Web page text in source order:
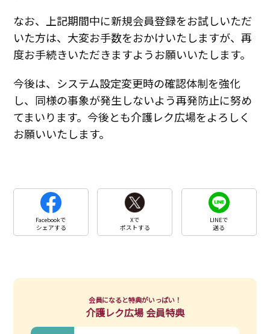
なお、上記期間中に新規会員登録をお試しいただ
いた方は、大変お手数をおかけいたしますが、再
度お手続きいただきますようお願いいたします。
今後は、システム設定変更時の確認体制を強化
し、同様の事象が発生しないよう再発防止に努め
てまいります。今後とも介護レク広場をよろしく
お願いいたします。
Facebookで
シェアする
Xで
ポストする
LINEで
送る
会員になると特典がいっぱい！
介護レク広場 会員特典